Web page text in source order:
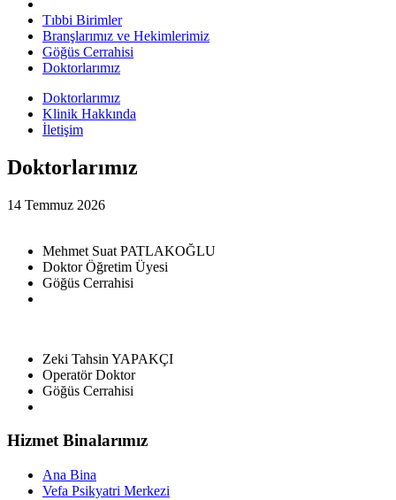
Tıbbi Birimler
Branşlarımız ve Hekimlerimiz
Göğüs Cerrahisi
Doktorlarımız
Doktorlarımız
Klinik Hakkında
İletişim
Doktorlarımız
14 Temmuz 2026
Mehmet Suat PATLAKOĞLU
Doktor Öğretim Üyesi
Göğüs Cerrahisi
Zeki Tahsin YAPAKÇI
Operatör Doktor
Göğüs Cerrahisi
Hizmet Binalarımız
Ana Bina
Vefa Psikyatri Merkezi